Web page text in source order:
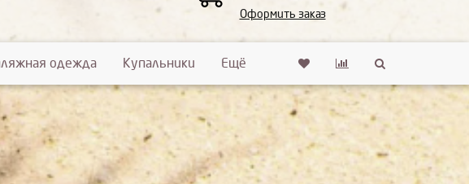
Оформить заказ
одежда Купальники Ещё